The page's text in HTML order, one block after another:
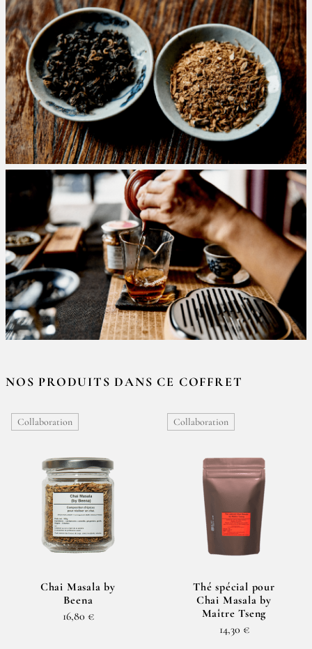
NOS PRODUITS DANS CE COFFRET
Collaboration
Chai Masala by
Beena
16,80 €
Collaboration
Thé spécial pour
Chai Masala by
Maître Tseng
14,30 €